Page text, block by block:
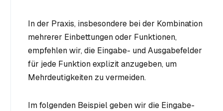
In der Praxis, insbesondere bei der Kombination
mehrerer Einbettungen oder Funktionen,
empfehlen wir, die Eingabe- und Ausgabefelder
für jede Funktion explizit anzugeben, um
Mehrdeutigkeiten zu vermeiden.
Im folgenden Beispiel geben wir die Eingabe-